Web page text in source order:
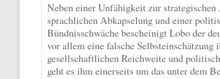
Neben einer Unfähigkeit zur strategischen
sprachlichen Abkapselung und einer
Bündnisschwäche bescheinigt Lobo der
vor allem eine falsche Selbsteinschätzung
gesellschaftlichen Reichweite und
geht es ihm einerseits um das unter dem